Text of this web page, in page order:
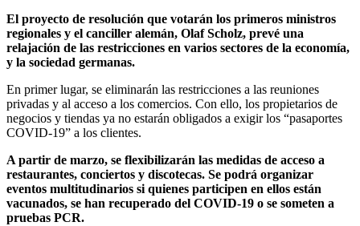
El proyecto de resolución que votarán los primeros ministros
regionales y el canciller alemán, Olaf Scholz, prevé una
relajación de las restricciones en varios sectores de la economía,
y la sociedad germanas.
En primer lugar, se eliminarán las restricciones a las reuniones
privadas y al acceso a los comercios. Con ello, los propietarios de
negocios y tiendas ya no estarán obligados a exigir los “pasaportes
COVID-19” a los clientes.
A partir de marzo, se flexibilizarán las medidas de acceso a
restaurantes, conciertos y discotecas. Se podrá organizar
eventos multitudinarios si quienes participen en ellos están
vacunados, se han recuperado del COVID-19 o se someten a
pruebas PCR.